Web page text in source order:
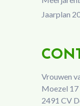
Jaarplan
Vrouwen
Moezel 17
2491 CV